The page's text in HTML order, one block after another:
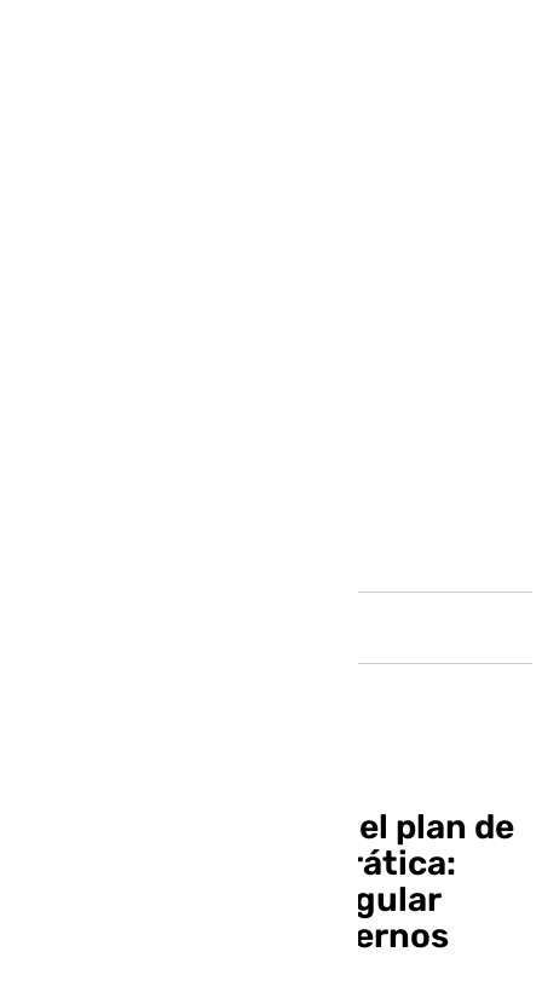
Teresa Santos, sobre el plan de
regeneración democrática:
«Nos tenemos que regular
nosotros, no los gobiernos